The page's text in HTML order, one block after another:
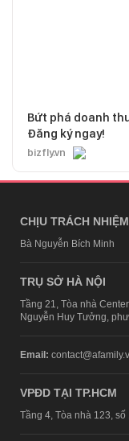
Bứt phá doanh
Đăng ký ngay!
bizfly.vn
CHỊU TRÁCH
Bà Nguyễn Bích Minh
TRỤ SỞ HÀ NỘI
Tầng 21, Tòa nhà
Nguyễn Huy Tưởng,
Email:
VPĐD TẠI TP.HCM
Tầng 4, Tòa nhà 123,